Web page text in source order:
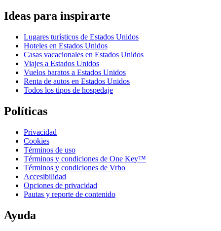
Ideas para inspirarte
Lugares turísticos de Estados Unidos
Hoteles en Estados Unidos
Casas vacacionales en Estados Unidos
Viajes a Estados Unidos
Vuelos baratos a Estados Unidos
Renta de autos en Estados Unidos
Todos los tipos de hospedaje
Políticas
Privacidad
Cookies
Términos de uso
Términos y condiciones de One Key™
Términos y condiciones de Vrbo
Accesibilidad
Opciones de privacidad
Pautas y reporte de contenido
Ayuda